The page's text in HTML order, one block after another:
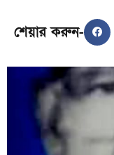
শেয়ার করুন-